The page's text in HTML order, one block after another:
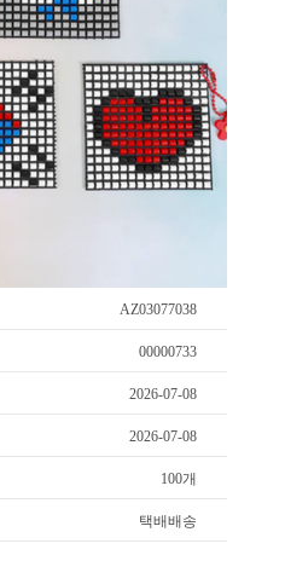
AZ03077038
00000733
2026-07-08
2026-07-08
100개
택배배송